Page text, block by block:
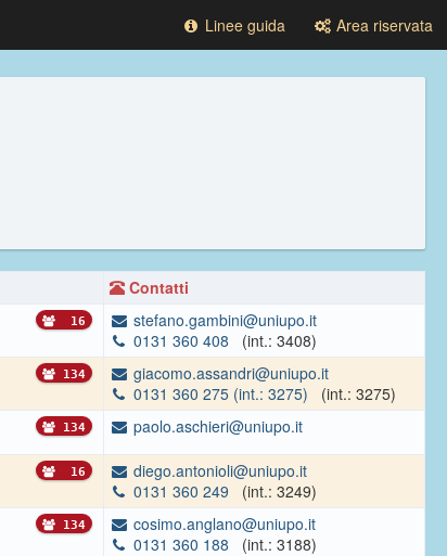
Linee guida Area riservata
Contatti
16
stefano.gambini@uniupo.it
0131 360 408
(int.: 3408)
134
giacomo.assandri@uniupo.it
0131 360 275 (int.: 3275)
(int.: 3275)
134 paolo.aschieri@uniupo.it
16
diego.antonioli@uniupo.it
0131 360 249
(int.: 3249)
134
cosimo.anglano@uniupo.it
0131 360 188
(int.: 3188)